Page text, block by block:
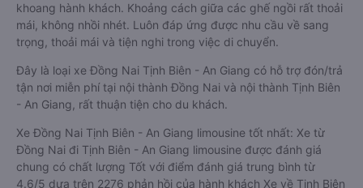
khoang hành khách. Khoảng cách giữa các ghế ngồi rất thoải
mái, không nhồi nhét. Luôn đáp ứng được nhu cầu về sang
trọng, thoải mái và tiện nghi trong việc di chuyển.
Đây là loại xe Đồng Nai Tịnh Biên - An Giang có hỗ trợ đón/trả
tận nơi miễn phí tại nội thành Đồng Nai và nội thành Tịnh Biên
- An Giang, rất thuận tiện cho du khách.
Xe Đồng Nai Tịnh Biên - An Giang limousine tốt nhất: Xe từ
Đồng Nai đi Tịnh Biên - An Giang limousine được đánh giá
chung có chất lượng Tốt với điểm đánh giá trung bình từ
4.6/5 dựa trên 2276 phản hồi của hành khách Xe về Tịnh Biên